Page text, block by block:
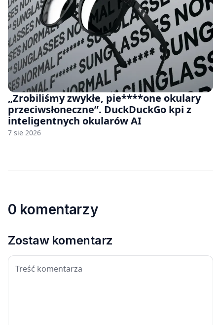
„Zrobiliśmy zwykłe, pie****one okulary
przeciwsłoneczne”. DuckDuckGo kpi z
inteligentnych okularów AI
7 sie 2026
0 komentarzy
Zostaw komentarz